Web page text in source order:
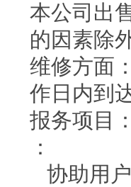
本公司出
的因素除
维修方面
作日内到
报务项目
：
协助用